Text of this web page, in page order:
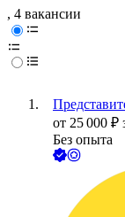
, 4 вакансии
от 25 000 ₽
Без опыта